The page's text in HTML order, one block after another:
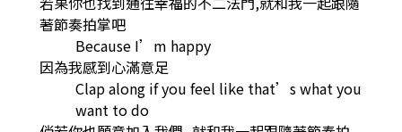
著節奏拍掌吧
Because I’m happy
因為我感到心滿意足
Clap along if you feel like that’s what you
want to do